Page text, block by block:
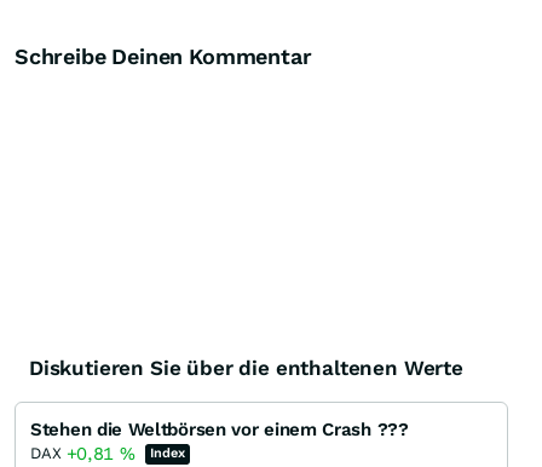
Schreibe Deinen Kommentar
Diskutieren Sie über die enthaltenen Werte
Stehen die Weltbörsen vor einem Crash ???
DAX +0,81 % Index